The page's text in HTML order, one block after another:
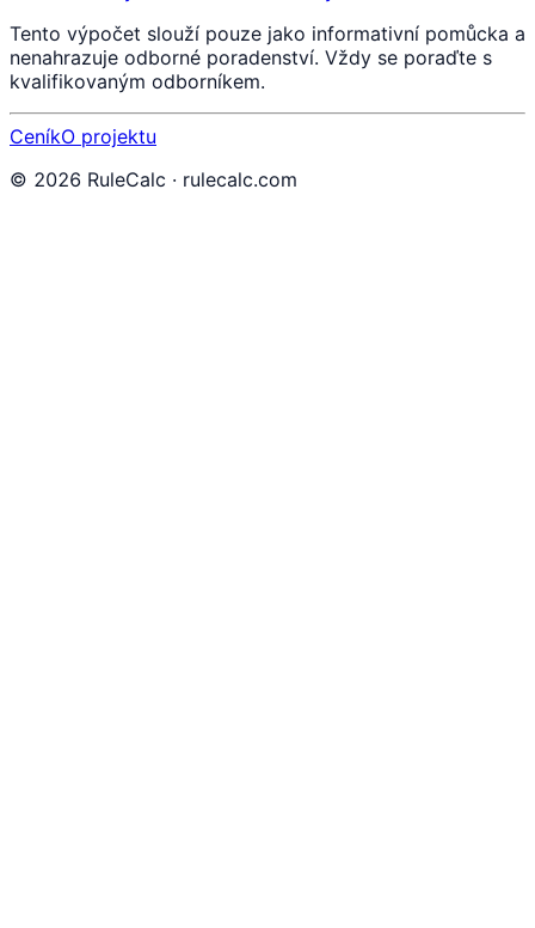
Tento výpočet slouží pouze jako informativní pomůcka a
nenahrazuje odborné poradenství. Vždy se poraďte s
kvalifikovaným odborníkem.
CeníkO projektu
© 2026 RuleCalc · rulecalc.com